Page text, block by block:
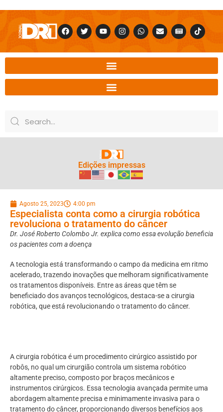
Edições impressas
Agosto 25, 2023 4:00 pm
Especialista conta como a cirurgia robótica
revoluciona o tratamento do câncer
Dr. José Roberto Colombo Jr. explica como essa evolução beneficia
os pacientes com a doença
A tecnologia está transformando o campo da medicina em ritmo
acelerado, trazendo inovações que melhoram significativamente
os tratamentos disponíveis. Entre as áreas que têm se
beneficiado dos avanços tecnológicos, destaca-se a cirurgia
robótica, que está revolucionando o tratamento do câncer.
A cirurgia robótica é um procedimento cirúrgico assistido por
robôs, no qual um cirurgião controla um sistema robótico
altamente preciso, composto por braços mecânicos e
instrumentos cirúrgicos. Essa tecnologia avançada permite uma
abordagem altamente precisa e minimamente invasiva para o
tratamento do câncer, proporcionando diversos benefícios aos